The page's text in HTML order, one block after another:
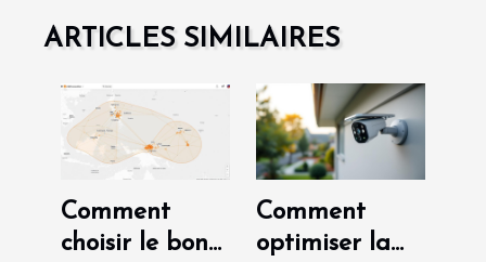
ARTICLES SIMILAIRES
Comment
choisir le bon
Comment
optimiser la